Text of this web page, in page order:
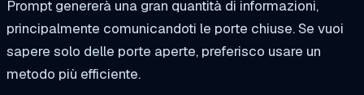
Prompt genererà una gran quantità di informazioni,
principalmente comunicandoti le porte chiuse. Se vuoi
sapere solo delle porte aperte, preferisco usare un
metodo più efficiente.